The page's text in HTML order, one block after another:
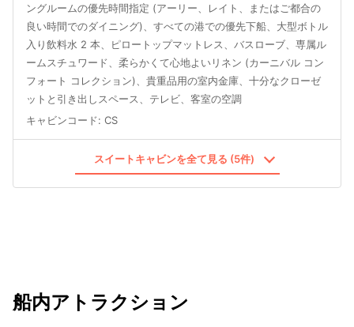
ングルームの優先時間指定 (アーリー、レイト、またはご都合の
良い時間でのダイニング)、すべての港での優先下船、大型ボトル
入り飲料水 2 本、ピロートップマットレス、バスローブ、専属ル
ームスチュワード、柔らかくて心地よいリネン (カーニバル コン
フォート コレクション)、貴重品用の室内金庫、十分なクローゼ
ットと引き出しスペース、テレビ、客室の空調
キャビンコード: CS
スイートキャビンを全て見る (5件)
船内アトラクション